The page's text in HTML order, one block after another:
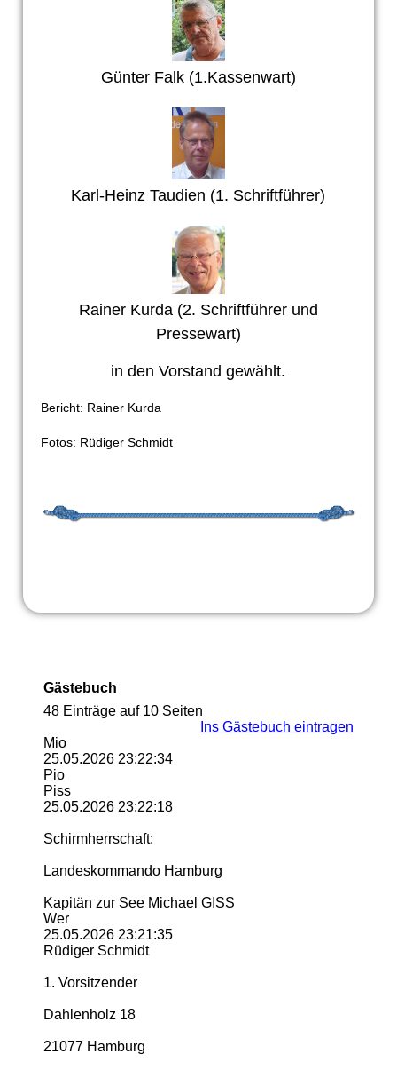
Günter Falk (1.Kassenwart)
Karl-Heinz Taudien (1. Schriftführer)
Rainer Kurda (2. Schriftführer und
Pressewart)
in den Vorstand gewählt.
Bericht: Rainer Kurda
Fotos: Rüdiger Schmidt
Gästebuch
48 Einträge auf 10 Seiten
Ins Gästebuch eintragen
Mio
25.05.2026 23:22:34
Pio
Piss
25.05.2026 23:22:18
Schirmherrschaft:
Landeskommando Hamburg
Kapitän zur See Michael GISS
Wer
25.05.2026 23:21:35
Rüdiger Schmidt
1. Vorsitzender
Dahlenholz 18
21077 Hamburg